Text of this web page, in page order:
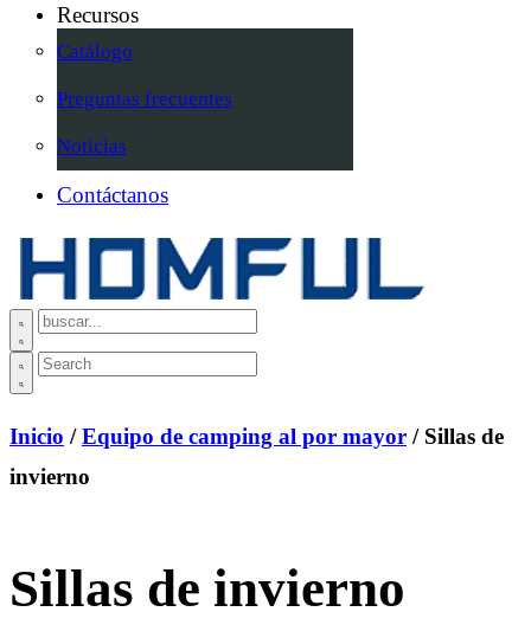
Recursos
Catálogo
Preguntas frecuentes
Noticias
Contáctanos
Inicio /Equipo de camping al por mayor / Sillas de
invierno
Sillas de invierno